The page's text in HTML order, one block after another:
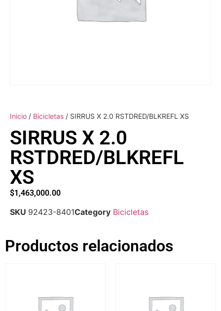
Inicio / Bicicletas / SIRRUS X 2.0 RSTDRED/BLKREFL XS
SIRRUS X 2.0
RSTDRED/BLKREFL
XS
$1,463,000.00
SKU 92423-8401Category Bicicletas
Productos relacionados